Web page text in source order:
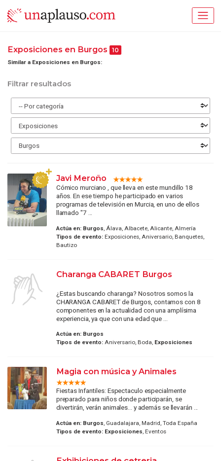
Exposiciones en Burgos 10
Similar a Exposiciones en Burgos:
Filtrar resultados
Javi Meroño
Cómico murciano , que lleva en este mundillo 18
años. En ese tiempo he participado en varios
programas de televisión en Murcia, en uno de ellos
llamado "7 ...
Actúa en: Burgos, Álava, Albacete, Alicante, Almería
Tipos de evento:Exposiciones, Aniversario, Banquetes,
Bautizo
Charanga CABARET Burgos
¿Estas buscando charanga? Nosotros somos la
CHARANGA CABARET de Burgos, contamos con 8
componentes en la actualidad con una amplísima
experiencia, ya que con una edad que ...
Actúa en: Burgos
Tipos de evento:Aniversario, Boda, Exposiciones
Magia con música y Animales
Fiestas Infantiles: Espectaculo especialmente
preparado para niños donde participarán, se
divertirán, verán animales... y además se llevarán ...
Actúa en: Burgos , Guadalajara, Madrid, Toda España
Tipos de evento: Exposiciones , Eventos